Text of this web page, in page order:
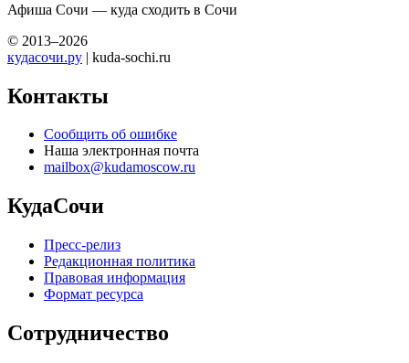
Афиша Сочи — куда сходить в Сочи
© 2013–2026
кудасочи.ру | kuda-sochi.ru
Контакты
Сообщить об ошибке
Наша электронная почта
mailbox@kudamoscow.ru
КудаСочи
Пресс-релиз
Редакционная политика
Правовая информация
Формат ресурса
Сотрудничество